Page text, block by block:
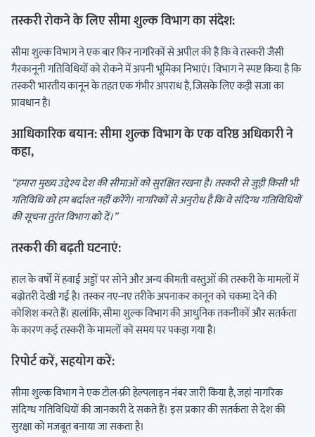
तस्करी रोकने के लिए सीमा शुल्क विभाग का संदेश:
सीमा शुल्क विभाग ने एक बार फिर नागरिकों से अपील की है कि वे तस्करी जैसी
गैरकानूनी गतिविधियों को रोकने में अपनी भूमिका निभाएं। विभाग ने स्पष्ट किया है कि
तस्करी भारतीय कानून के तहत एक गंभीर अपराध है, जिसके लिए कड़ी सजा का
प्रावधान है।
आधिकारिक बयान:सीमा शुल्क विभाग के एक वरिष्ठ अधिकारी ने
कहा,
“हमारा मुख्य उद्देश्य देश की सीमाओं को सुरक्षित रखना है। तस्करी से जुड़ी किसी भी
गतिविधि को हम बर्दाश्त नहीं करेंगे। नागरिकों से अनुरोध है कि वे संदिग्ध गतिविधियों
की सूचना तुरंत विभाग को दें।”
तस्करी की बढ़ती घटनाएं:
हाल के वर्षों में हवाई अड्डों पर सोने और अन्य कीमती वस्तुओं की तस्करी के मामलों में
बढ़ोतरी देखी गई है। तस्कर नए-नए तरीके अपनाकर कानून को चकमा देने की
कोशिश करते हैं। हालांकि, सीमा शुल्क विभाग की आधुनिक तकनीकों और सतर्कता
के कारण कई तस्करी के मामलों को समय पर पकड़ा गया है।
रिपोर्ट करें, सहयोग करें:
सीमा शुल्क विभाग ने एक टोल-फ्री हेल्पलाइन नंबर जारी किया है, जहां नागरिक
संदिग्ध गतिविधियों की जानकारी दे सकते हैं। इस प्रकार की सतर्कता से देश की
सुरक्षा को मजबूत बनाया जा सकता है।